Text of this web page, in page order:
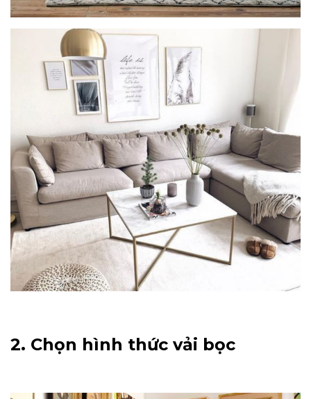
2. Chọn hình thức vải bọc